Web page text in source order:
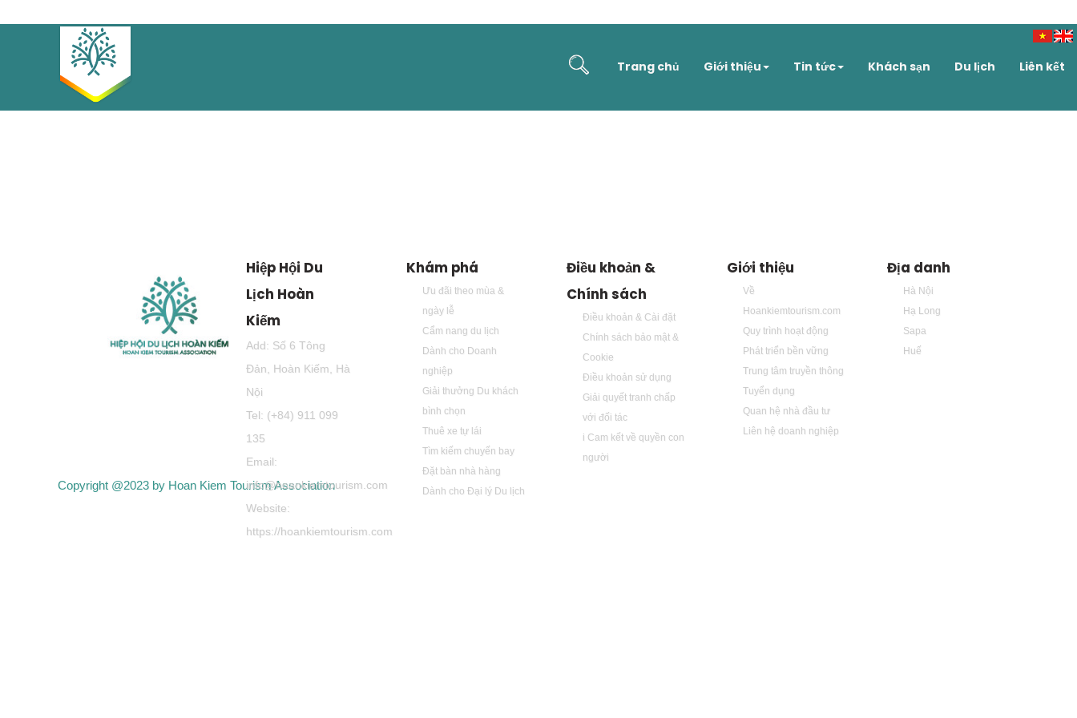
Trang chủ Giới thiệu Tin tức Khách sạn Du lịch Liên kết
TRAVEL EVENTS
Hiệp Hội Du
Lịch Hoàn
Kiếm
Add: Số 6 Tông
Đản, Hoàn Kiếm, Hà
Nội
Tel: (+84) 911 099
135
Email:
info@hoankiemtourism.com
Website:
https://hoankiemtourism.com
Khám phá
Ưu đãi theo mùa &
ngày lễ
Cẩm nang du lịch
Dành cho Doanh
nghiệp
Giải thưởng Du khách
bình chọn
Thuê xe tự lái
Tìm kiếm chuyến bay
Đặt bàn nhà hàng
Dành cho Đại lý Du lịch
Điều khoản &
Chính sách
Điều khoản & Cài đặt
Chính sách bảo mật &
Cookie
Điều khoản sử dụng
Giải quyết tranh chấp
với đối tác
i Cam kết về quyền con
người
Giới thiệu
Về
Hoankiemtourism.com
Quy trình hoạt động
Phát triển bền vững
Trung tâm truyền thông
Tuyển dụng
Quan hệ nhà đầu tư
Liên hệ doanh nghiệp
Địa danh
Hà Nội
Hạ Long
Sapa
Huế
Copyright @2023 by Hoan Kiem Tourism Association